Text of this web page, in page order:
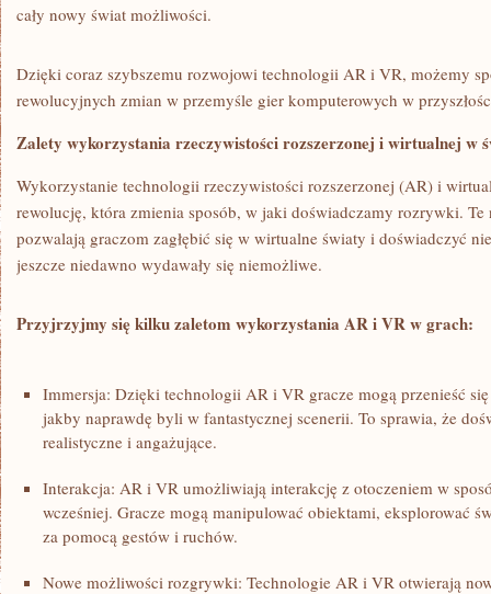
cały nowy​ świat możliwości.
Dzięki coraz szybszemu ⁢rozwojowi technologii AR i ⁢VR,‍ możemy
rewolucyjnych zmian w przemyśle gier komputerowych w
Zalety wykorzystania rzeczywistości rozszerzonej i wirtualnej w
Wykorzystanie technologii rzeczywistości rozszerzonej (AR) i
rewolucję, która zmienia sposób, w jaki doświadczamy rozrywki. ​Te
pozwalają graczom zagłębić się w wirtualne światy i doświadczyć
⁤jeszcze niedawno wydawały się niemożliwe.
Przyjrzyjmy się kilku zaletom wykorzystania AR i VR w grach:
Immersja: Dzięki technologii AR i VR gracze mogą przenieść
jakby naprawdę byli w fantastycznej scenerii. To ​sprawia, że
realistyczne ‌i angażujące.
Interakcja: AR i VR umożliwiają interakcję z otoczeniem w
wcześniej.⁣ Gracze mogą manipulować obiektami, ‍eksplorować
za pomocą gestów ⁣i ruchów.
Nowe możliwości rozgrywki:⁤ Technologie‍ AR ‌i VR otwierają